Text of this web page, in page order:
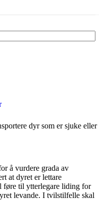
dyr som er sjuke eller
å vurdere grada av
at dyret er lettare
føre til ytterlegare liding for
levande. I tvilstilfelle skal